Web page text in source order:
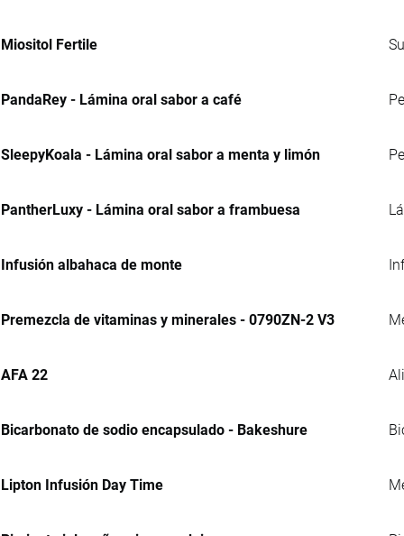
Miositol Fertile
PandaRey - Lámina oral sabor a café
SleepyKoala - Lámina oral sabor a menta y limón
PantherLuxy - Lámina oral sabor a frambuesa
Infusión albahaca de monte
Premezcla de vitaminas y minerales - 0790ZN-2 V3
AFA 22
Bicarbonato de sodio encapsulado - Bakeshure
Lipton Infusión Day Time